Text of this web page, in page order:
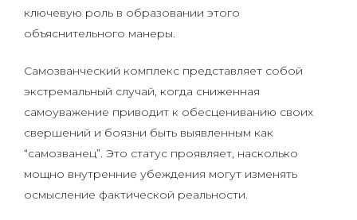
ключевую роль в образовании этого
объяснительного манеры.
Самозванческий комплекс представляет собой
экстремальный случай, когда сниженная
самоуважение приводит к обесцениванию своих
свершений и боязни быть выявленным как
“самозванец”. Это статус проявляет, насколько
мощно внутренние убеждения могут изменять
осмысление фактической реальности.